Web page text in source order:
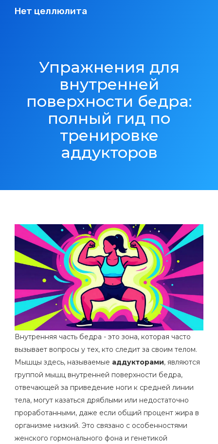
Нет целлюлита
Упражнения для
внутренней
поверхности бедра:
полный гид по
тренировке
аддукторов
Внутренняя часть бедра - это зона, которая часто
вызывает вопросы у тех, кто следит за своим телом.
Мышцы здесь, называемые аддукторами, являются
группой мышц внутренней поверхности бедра,
отвечающей за приведение ноги к средней линии
тела, могут казаться дряблыми или недостаточно
проработанными, даже если общий процент жира в
организме низкий. Это связано с особенностями
женского гормонального фона и генетикой